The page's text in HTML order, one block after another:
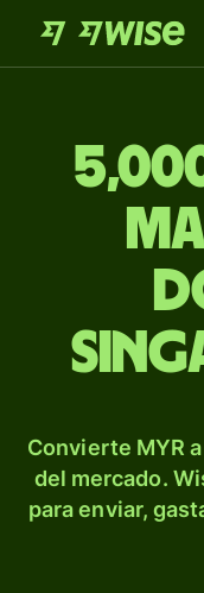
Convierte MYR
del mercado.
para enviar,